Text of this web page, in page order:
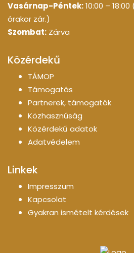
Vasárnap-Péntek:10:00 –
órakor zár.)
Szombat: Zárva
Közérdekű
TÁMOP
Támogatás
Partnerek, támogatók
Közhasznúság
Közérdekű adatok
Adatvédelem
Linkek
Impresszum
Kapcsolat
Gyakran ismételt kérdések